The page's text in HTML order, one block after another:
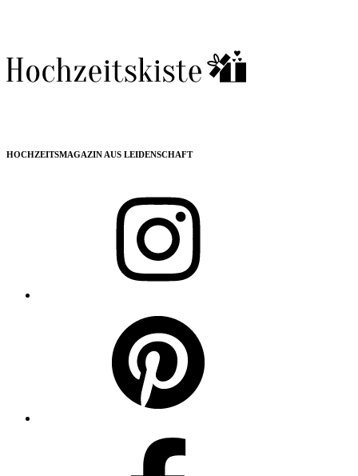
HOCHZEITSMAGAZIN AUS LEIDENSCHAFT